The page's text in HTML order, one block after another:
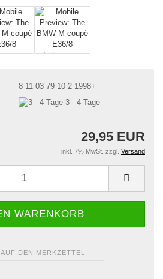
8 11 03 79 10 2 1998+
3 - 4 Tage
29,95 EUR
inkl. 7% MwSt. zzgl. Versand
AUF DEN MERKZETTEL